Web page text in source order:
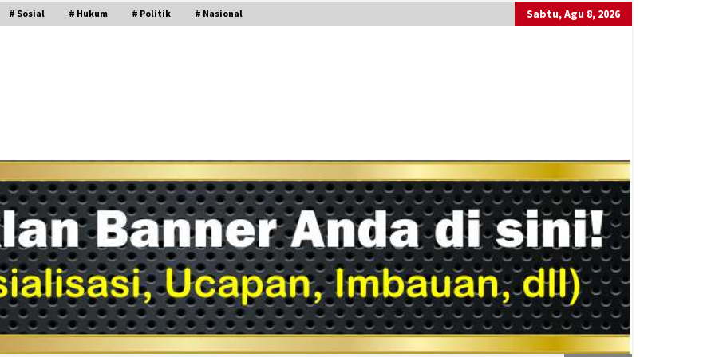
# Sosial # Hukum # Politik # Nasional Sabtu, Agu 8, 2026